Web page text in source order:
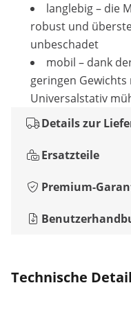
langlebig – die
robust und
unbeschadet
mobil – dank
geringen Gewichts
Universalstativ
Details zur
Ersatzteile
Premium-
Technische